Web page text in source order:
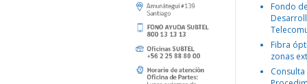
Fondo
Fibra
zonas
Consulta